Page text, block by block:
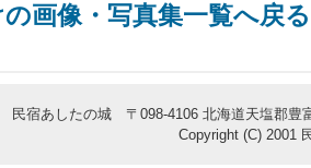
画像・写真集一覧へ戻る
民宿あしたの城 〒098-4106 北海道天塩郡豊
Copyright (C) 2001